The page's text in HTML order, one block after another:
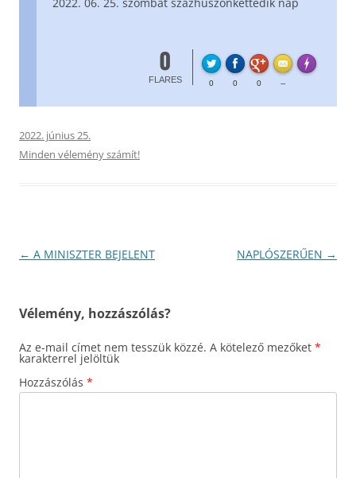
0
FLARES 0 0 0 --
Made with
2022. június 25.
Minden vélemény számít!
Bejegyzés
← A MINISZTER BEJELENT NAPLÓSZERŰEN →
Vélemény, hozzászólás?
Az e-mail címet nem tesszük közzé. A kötelező mezőket *
karakterrel jelöltük
Hozzászólás *